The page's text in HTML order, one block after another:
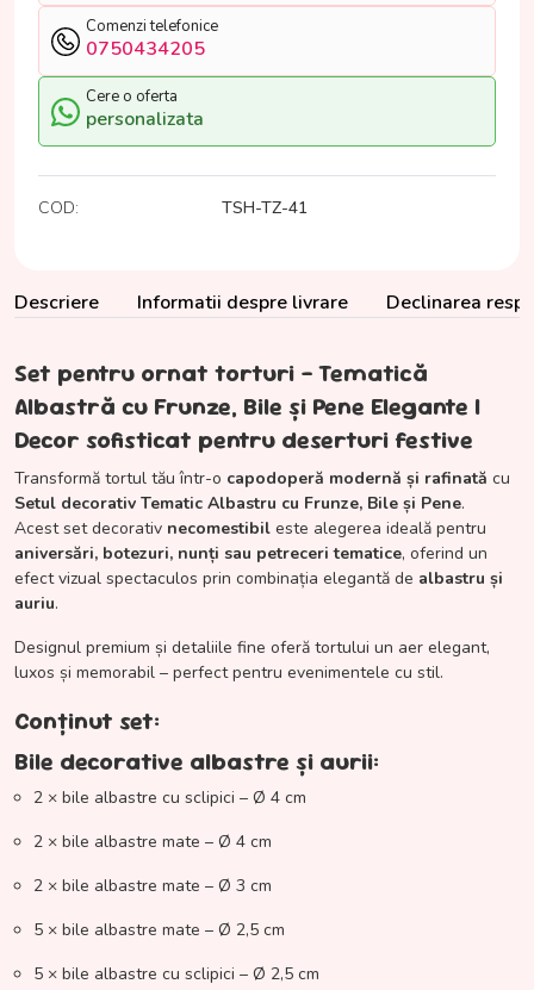
Comenzi telefonice
0750434205
Cere o oferta
personalizata
COD: TSH-TZ-41
Descriere Informatii despre livrare Declinarea
Set pentru ornat torturi – Tematică
Albastră cu Frunze, Bile și Pene Elegante |
Decor sofisticat pentru deserturi festive
Transformă tortul tău într-o capodoperă modernă și rafinată cu
Setul decorativ Tematic Albastru cu Frunze, Bile și Pene.
Acest set decorativ necomestibil este alegerea ideală pentru
aniversări, botezuri, nunți sau petreceri tematice, oferind un
efect vizual spectaculos prin combinația elegantă de albastru și
auriu.
Designul premium și detaliile fine oferă tortului un aer elegant,
luxos și memorabil – perfect pentru evenimentele cu stil.
Conținut set:
Bile decorative albastre și aurii:
2 × bile albastre cu sclipici – Ø 4 cm
2 × bile albastre mate – Ø 4 cm
2 × bile albastre mate – Ø 3 cm
5 × bile albastre mate – Ø 2,5 cm
5 × bile albastre cu sclipici – Ø 2,5 cm